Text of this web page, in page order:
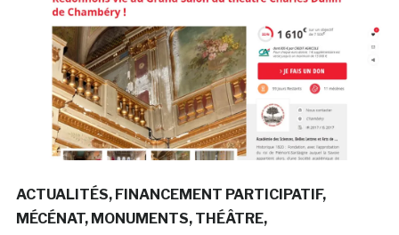
ACTUALITÉS FINANCEMENT PARTICIPATIF
MÉCÉNAT MONUMENTS THÉÂTRE